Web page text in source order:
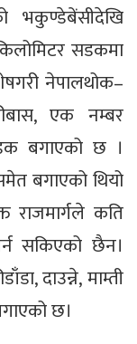
भकुण्डेबेंसीदेखि
सडकमा
नेपालथोक–
एक नम्बर
बगाएको छ ।
बगाएको थियो
राजमार्गले कति
सकिएको छैन।
दाउन्ने, माम्ती
छ।